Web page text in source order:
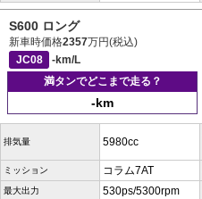
S600 ロング
新車時価格2357万円(税込)
JC08
-km/L
満タンでどこまで走る？
-km
排気量 5980cc
ミッション コラム7AT
最大出力 530ps/5300rpm